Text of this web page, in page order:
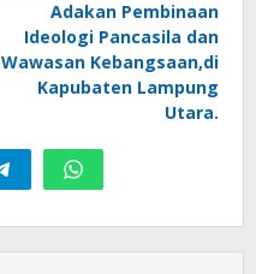
Adakan Pembinaan
Ideologi Pancasila dan
Wawasan Kebangsaan,di
Kapubaten Lampung
Utara.